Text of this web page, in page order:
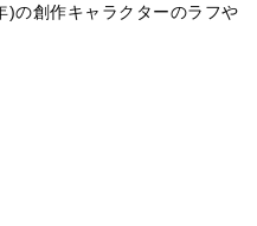
の創作キャラクターのラフや